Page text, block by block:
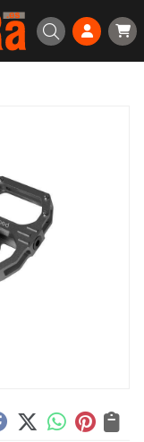
Buscar